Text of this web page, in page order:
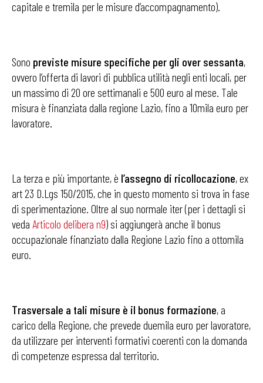
capitale e tremila per le misure d’accompagnamento).
Sono previste misure specifiche per gli over sessanta,
ovvero l’offerta di lavori di pubblica utilità negli enti locali, per
un massimo di 20 ore settimanali e 500 euro al mese. Tale
misura è finanziata dalla regione Lazio, fino a 10mila euro per
lavoratore.
La terza e più importante, è l’assegno di ricollocazione, ex
art 23 D.Lgs 150/2015, che in questo momento si trova in fase
di sperimentazione. Oltre al suo normale iter (per i dettagli si
veda Articolo delibera n9) si aggiungerà anche il bonus
occupazionale finanziato dalla Regione Lazio fino a ottomila
euro.
Trasversale a tali misure è il bonus formazione, a
carico della Regione, che prevede duemila euro per lavoratore,
da utilizzare per interventi formativi coerenti con la domanda
di competenze espressa dal territorio.